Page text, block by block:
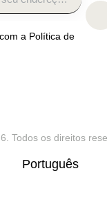
a Política de
Todos os direitos
Português